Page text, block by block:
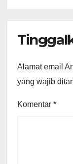
Alamat email
yang wajib
Komentar *